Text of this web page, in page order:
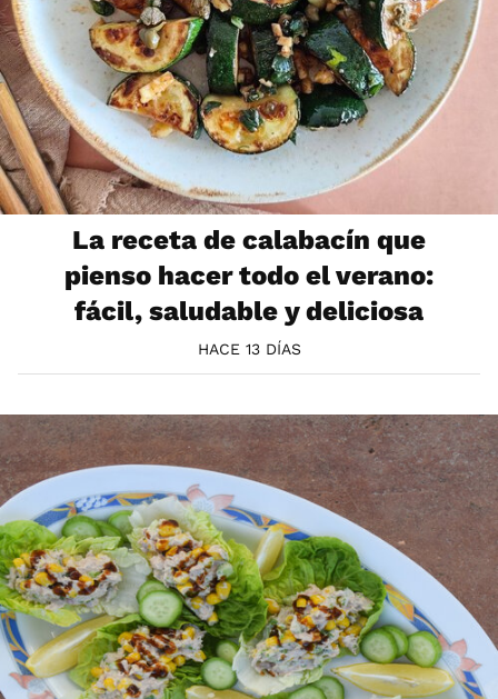
La receta de calabacín que
pienso hacer todo el verano:
fácil, saludable y deliciosa
HACE 13 DÍAS